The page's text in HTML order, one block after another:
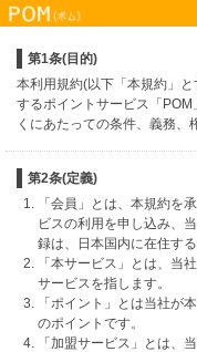
第1条(目的)
本利用規約(以下「本規約」
するポイントサービス「
くにあたっての条件、義務、
第2条(定義)
「会員」とは、本規約を
ビスの利用を申し込み、
録は、日本国内に在住す
「本サービス」とは、当
サービスを指します。
「ポイント」とは当社が
のポイントです。
「加盟サービス」とは、